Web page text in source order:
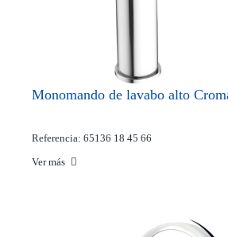
Monomando de lavabo alto
Referencia: 65136 18 45 66
Ver más